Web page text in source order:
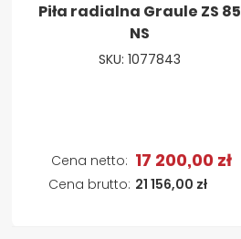
Piła radialna Graule ZS 85
NS
SKU: 1077843
21 156,00 zł
17 200,00 zł
Dodaj do koszyka